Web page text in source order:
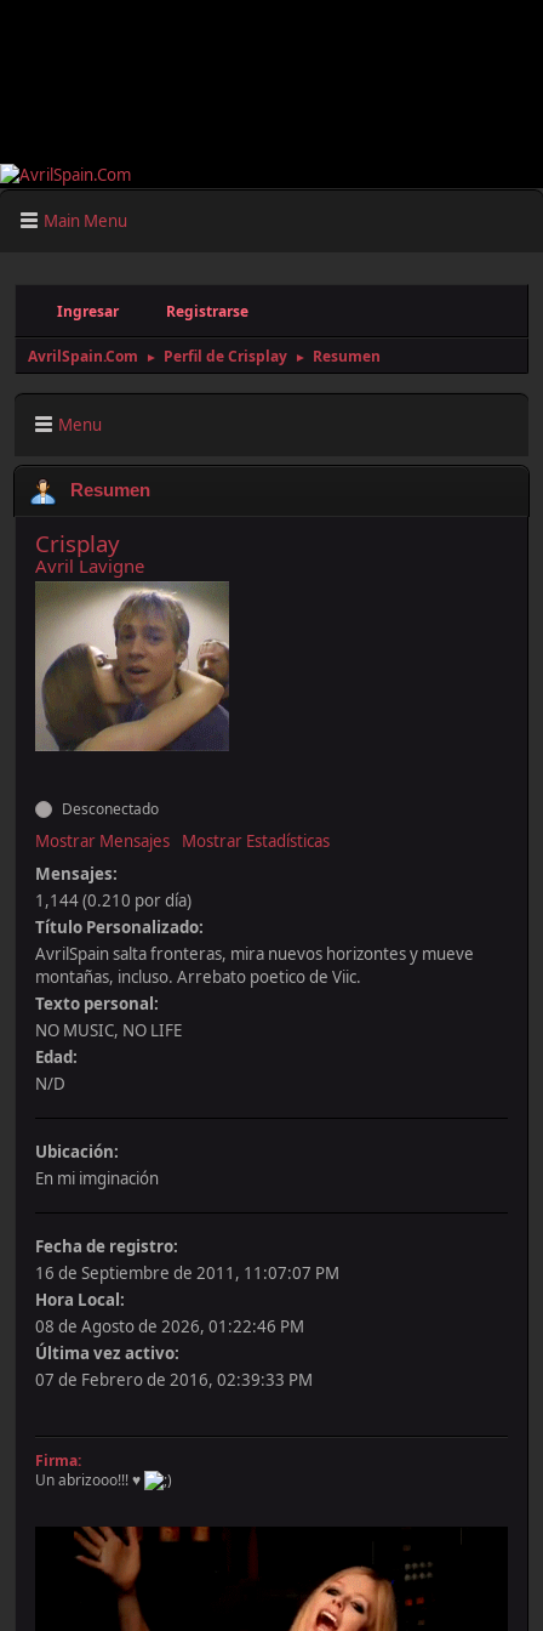
Main Menu
Ingresar Registrarse
AvrilSpain.Com ► Perfil de Crisplay ► Resumen
Menu
Resumen
Crisplay
Avril Lavigne
Desconectado
Mostrar Mensajes
Mostrar Estadísticas
Mensajes:
1,144 (0.210 por día)
Título Personalizado:
AvrilSpain salta fronteras, mira nuevos horizontes y mueve
montañas, incluso. Arrebato poetico de Viic.
Texto personal:
NO MUSIC, NO LIFE
Edad:
N/D
Ubicación:
En mi imginación
Fecha de registro:
16 de Septiembre de 2011, 11:07:07 PM
Hora Local:
08 de Agosto de 2026, 01:22:46 PM
Última vez activo:
07 de Febrero de 2016, 02:39:33 PM
Firma:
Un abrizooo!!! ♥